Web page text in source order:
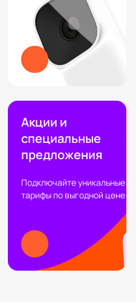
Акции и
специальные
предложения
Подключайте уникальные
тарифы по выгодной цене